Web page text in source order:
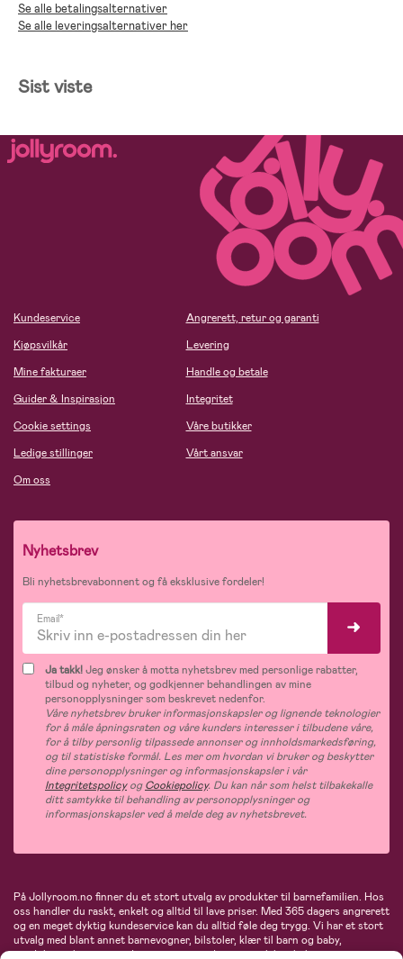
Se alle betalingsalternativer
Se alle leveringsalternativer her
Sist viste
Kundeservice
Kjøpsvilkår
Mine fakturaer
Guider & Inspirasjon
Cookie settings
Ledige stillinger
Om oss
Angrerett, retur og garanti
Levering
Handle og betale
Integritet
Våre butikker
Vårt ansvar
Nyhetsbrev
Bli nyhetsbrevabonnent og få eksklusive fordeler!
Email*
Ja takk!Jeg ønsker å motta nyhetsbrev med personlige rabatter,
tilbud og nyheter, og godkjenner behandlingen av mine
personopplysninger som beskrevet nedenfor.
Våre nyhetsbrev bruker informasjonskapsler og lignende teknologier
for å måle åpningsraten og våre kunders interesser i tilbudene våre,
for å tilby personlig tilpassede annonser og innholdsmarkedsføring,
og til statistiske formål. Les mer om hvordan vi bruker og beskytter
dine personopplysninger og informasjonskapsler i vår
IntegritetspolicyogCookiepolicy. Du kan når som helst tilbakekalle
ditt samtykke til behandling av personopplysninger og
informasjonskapsler ved å melde deg av nyhetsbrevet.
På Jollyroom.no finner du et stort utvalg av produkter til barnefamilien. Hos
oss handler du raskt, enkelt og alltid til lave priser. Med 365 dagers angrerett
og en meget dyktig kundeservice kan du alltid føle deg trygg. Vi har et stort
utvalg med blant annet barnevogner, bilstoler, klær til barn og baby,
produkter til mor, mengder av inspirerende interiør, leker, babyustyr og mye